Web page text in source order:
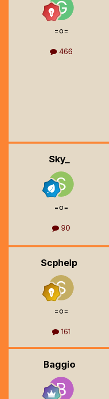
=o=
466
Sky_
=o=
90
Scphelp
=o=
161
Baggio